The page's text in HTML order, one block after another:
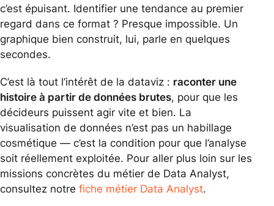
c’est épuisant. Identifier une tendance au premier
regard dans ce format ? Presque impossible. Un
graphique bien construit, lui, parle en quelques
secondes.
C’est là tout l’intérêt de la dataviz : raconter une
histoire à partir de données brutes, pour que les
décideurs puissent agir vite et bien. La
visualisation de données n’est pas un habillage
cosmétique — c’est la condition pour que l’analyse
soit réellement exploitée. Pour aller plus loin sur les
missions concrètes du métier de Data Analyst,
consultez notre fiche métier Data Analyst.